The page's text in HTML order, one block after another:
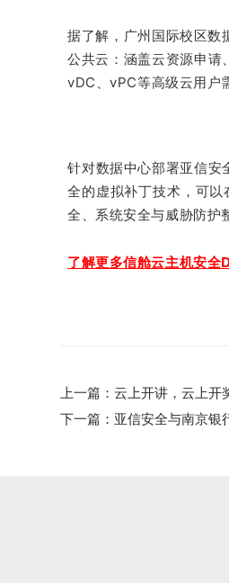
据了解，广州国际校区数
公共云：涵盖云资源申请
vDC、vPC等高级云用户
针对数据中心部署亚信安
全的虚拟补丁技术，可以
全、系统安全与威胁防护
了解更多信舱云主机安
上一篇：云上开讲，云上开
下一篇： 亚信安全与南京银